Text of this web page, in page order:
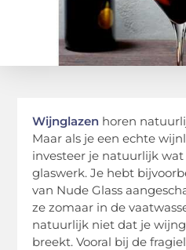
Wijnglazen horen
Maar als je een echte
investeer je natuurlijk
glaswerk. Je hebt
van Nude Glass
ze zomaar in de
natuurlijk niet dat je
breekt. Vooral bij de